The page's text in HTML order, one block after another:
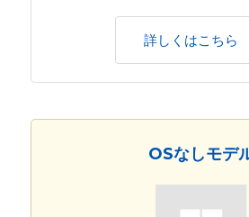
詳しくはこちら
OSなしモデ